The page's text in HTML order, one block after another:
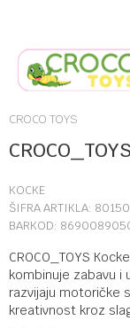
CROCO TOYS
KOCKE
ŠIFRA ARTIKLA: 80150
BARKOD:
CROCO_TOYS
kombinuje zabavu i
razvijaju motoričke
kreativnost kroz